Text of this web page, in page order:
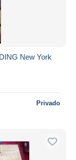
New York
Privado